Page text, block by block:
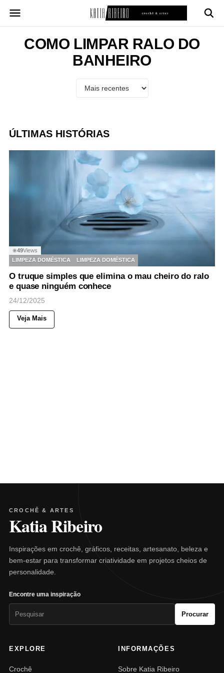
para
conteúdoCOMO LIMPAR RALO DO
BANHEIRO
ÚLTIMAS HISTÓRIAS
◉49Views
LIMPEZA DOMÉSTICA
LIMPEZA DOMÉSTICA
O truque simples que elimina o mau cheiro do ralo
e quase ninguém conhece
24/12/2025
Veja Mais
CROCHÊ & ARTES
Katia Ribeiro
Inspirações em crochê, gráficos, receitas, artesanato, beleza e
bem-estar para transformar criatividade em projetos cheios de
personalidade.
Encontre uma inspiração
Procurar
EXPLORE
Crochê
INFORMAÇÕES
Sobre Katia Ribeiro